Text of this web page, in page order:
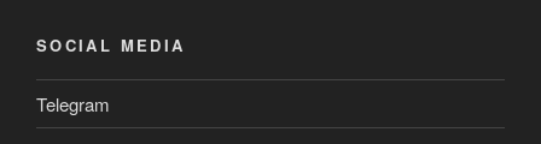
SOCIAL MEDIA
Telegram